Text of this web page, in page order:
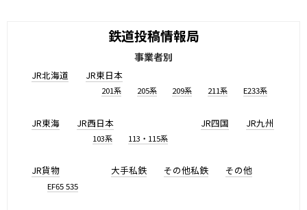
鉄道投稿情報局
事業者別
JR北海道 JR東日本
201系 205系 209系 211系 E233系
JR東海 JR西日本
103系 113・115系
JR四国 JR九州
JR貨物
EF65 535
大手私鉄 その他私鉄 その他